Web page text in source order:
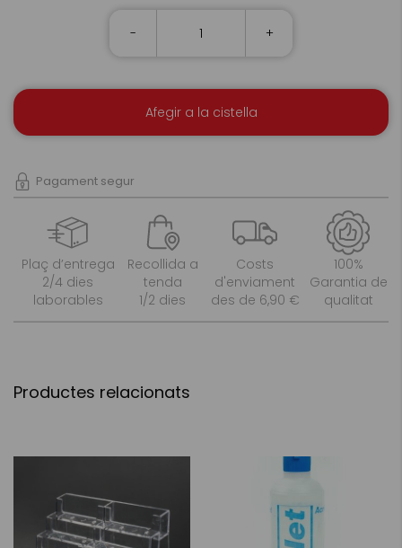
- +
Afegir a la cistella
Pagament segur
Plaç d’entrega
2/4 dies
laborables
Recollida a
tenda
1/2 dies
Costs
d'enviament
des de 6,90 €
100%
Garantia de
qualitat
Productes relacionats